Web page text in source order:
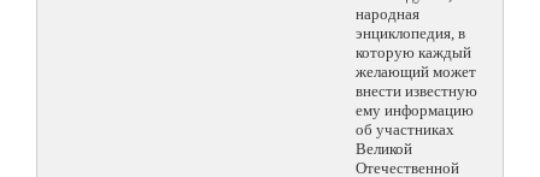
народная
энциклопедия, в
которую каждый
желающий может
внести известную
ему информацию
об участниках
Великой
Отечественной